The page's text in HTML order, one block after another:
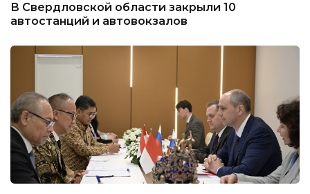
В Свердловской области закрыли 10
автостанций и автовокзалов